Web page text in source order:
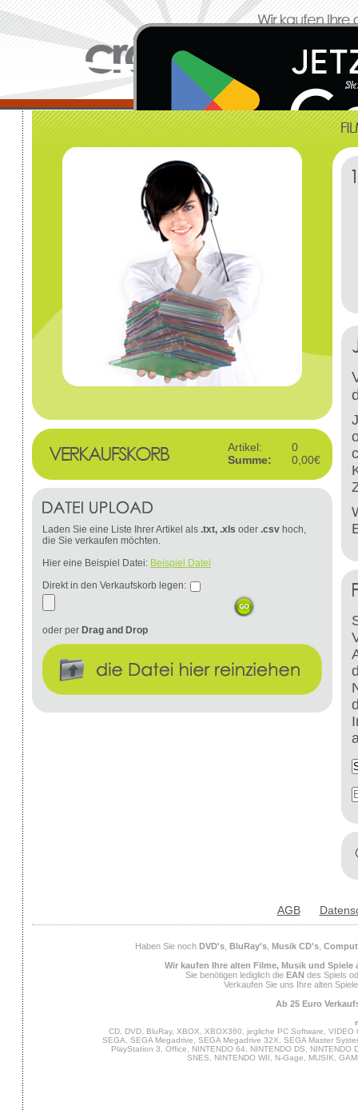
Artikel:
0
Summe:
0,00€
Laden Sie eine Liste Ihrer Artikel als .txt, .xls oder .csv hoch,
die Sie verkaufen möchten.
Hier eine Beispiel Datei: Beispiel Datei
Direkt in den Verkaufskorb legen:
oder per Drag and Drop
AGB
Haben Sie noch DVD's, BluRay's, Musik CD's,
Wir kaufen Ihre alten Filme, Musik und Spiele
Sie benötigen lediglich die EAN des Spiels
Verkaufen Sie uns Ihre alten
Ab 25 Euro
CD, DVD, BluRay, XBOX, XBOX360, jegliche PC Software,
SEGA, SEGA Megadrive, SEGA Megadrive 32X, SEGA Master
PlayStation 3, Office, NINTENDO 64, NINTENDO DS,
SNES, NINTENDO WII, N-Gage, MUSIK,